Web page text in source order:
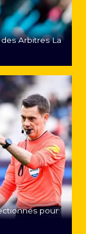
Arbitres La
pour